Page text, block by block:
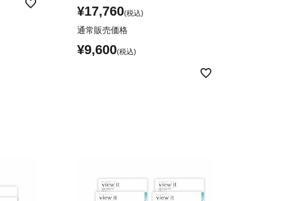
¥17,760
通常販売価格
¥9,600